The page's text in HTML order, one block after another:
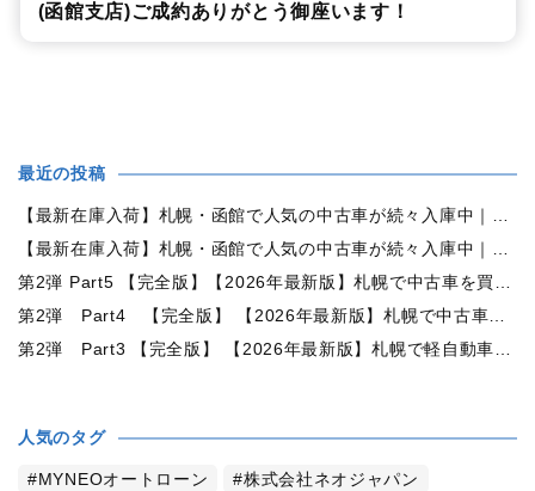
(函館支店)ご成約ありがとう御座います！
最近の投稿
【最新在庫入荷】札幌・函館で人気の中古車が続々入庫中｜早い者勝ち！【トヨタ ヴォクシー2.0ZS煌Ⅱ 4WD】
【最新在庫入荷】札幌・函館で人気の中古車が続々入庫中｜早い者勝ち！【ダイハツ タント660カスタムX 4WD】
第2弾 Part5 【完全版】【2026年最新版】札幌で中古車を買うなら何月がおすすめ？狙い目の時期・冬前に買うメリットを徹底解説
第2弾 Part4 【完全版】 【2026年最新版】札幌で中古車を買うなら2WDと4WDどっち？北海道の雪道・燃費・価格・維持費を徹底比較
第2弾 Part3 【完全版】 【2026年最新版】札幌で軽自動車を持つと月々いくら？維持費・ガソリン・保険・車検・冬タイヤまで徹底解説
人気のタグ
MYNEOオートローン
株式会社ネオジャパン